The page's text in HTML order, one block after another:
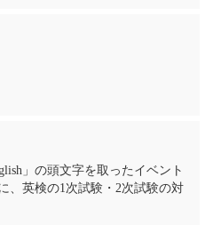
」の頭文字を取ったイベント
、英検の1次試験・2次試験の対